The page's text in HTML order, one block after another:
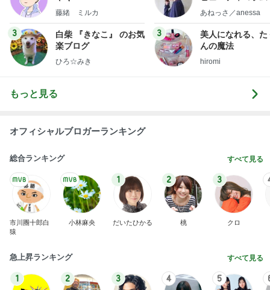
藤緒 ミルカ
3
白柴 『きなこ』 のお気
楽ブログ
ひろ☆みき
little
あねっさ／anessa
3
美人になれる、た
んの魔法
hiromi
もっと見る
オフィシャルブロガーランキング
総合ランキング すべて見る
市川團十郎白
猿
小林麻央
1
だいたひかる
2
桃
3
クロ
急上昇ランキング すべて見る
1 2 3 4 5